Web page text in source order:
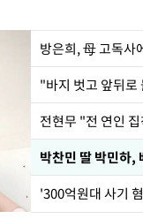
방은희, 母 고독사
전현무 "전 연인
'300억원대 사기